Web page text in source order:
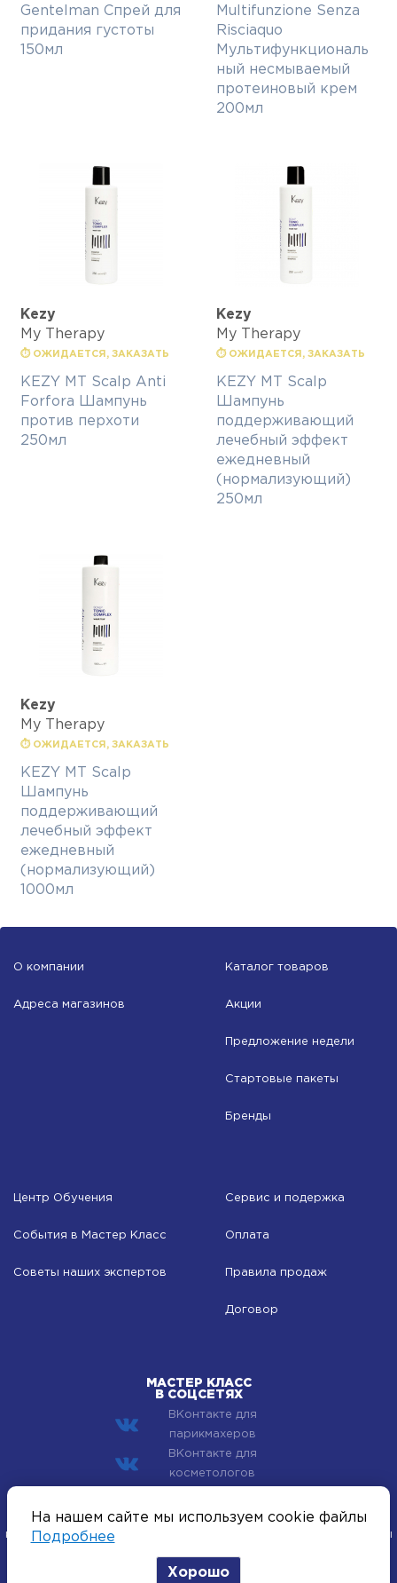
Gentelman Спрей для
придания густоты
150мл
Multifunzione Senza
Risciaquo
Мультифункциональ
ный несмываемый
протеиновый крем
200мл
Kezy
My Therapy
⏱ ОЖИДАЕТСЯ, ЗАКАЗАТЬ
KEZY MT Scalp Anti
Forfora Шампунь
против перхоти
250мл
Kezy
My Therapy
⏱ ОЖИДАЕТСЯ, ЗАКАЗАТЬ
KEZY MT Scalp
Шампунь
поддерживающий
лечебный эффект
ежедневный
(нормализующий)
250мл
Kezy
My Therapy
⏱ ОЖИДАЕТСЯ, ЗАКАЗАТЬ
KEZY MT Scalp
Шампунь
поддерживающий
лечебный эффект
ежедневный
(нормализующий)
1000мл
О компании
Адреса магазинов
Каталог товаров
Акции
Предложение недели
Стартовые пакеты
Бренды
Центр Обучения
События в Мастер Класс
Советы наших экспертов
Сервис и подержка
Оплата
Правила продаж
Договор
МАСТЕР КЛАСС
В СОЦСЕТЯХ
ВКонтакте для
парикмахеров
ВКонтакте для
косметологов
© 2002–2026 Компания Мастер Класс - профессиональная
косметика для лица, тела и волос. Все хиты индустрии красоты
На нашем сайте мы используем cookie файлы
Подробнее
Хорошо